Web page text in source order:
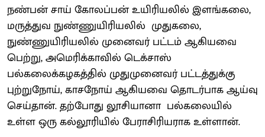
நண்பன் சாய் கோலப்பன் உயிரியலில் இளங்கலை,
மருத்துவ நுண்ணுயிரியலில் முதுகலை,
நுண்ணுயிரியலில் முனைவர் பட்டம் ஆகியவை
பெற்று, அமெரிக்காவில் டெக்சாஸ்
பல்கலைக்கழகத்தில் முதுமுனைவர் பட்டத்துக்கு
புற்றுநோய், காசநோய் ஆகியவை தொடர்பாக ஆய்வு
செய்தான். தற்போது லூசியானா பல்கலையில்
உள்ள ஒரு கல்லூரியில் பேராசிரியராக உள்ளான்.